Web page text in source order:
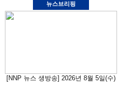
뉴스브리핑
[NNP 뉴스 생방송] 2026년 8월 5일(수)